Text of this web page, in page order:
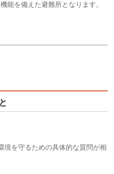
能を備えた避難所となります。
境を守るための具体的な質問が相